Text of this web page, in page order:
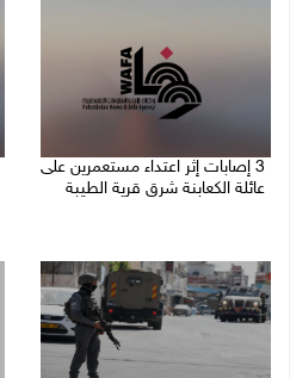
‏3 إصابات إثر اعتداء مستعمرين على
عائلة الكعابنة شرق قرية الطيبة